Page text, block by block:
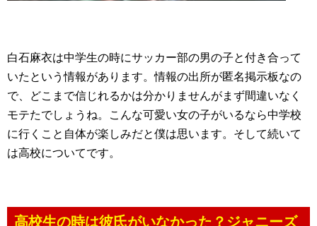
白石麻衣は中学生の時にサッカー部の男の子と付き合って
いたという情報があります。情報の出所が匿名掲示板なの
で、どこまで信じれるかは分かりませんがまず間違いなく
モテたでしょうね。こんな可愛い女の子がいるなら中学校
に行くこと自体が楽しみだと僕は思います。そして続いて
は高校についてです。
高校生の時は彼氏がいなかった？ジャニーズ